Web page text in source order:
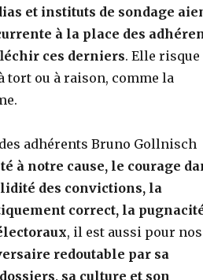
et instituts de sondage
à la place des
ces derniers. Elle risque
tort ou à raison, comme la
adhérents Bruno Gollnisch
à notre cause, le courage
des convictions, la
correct, la
, il est aussi pour nos
redoutable par sa
sa culture et son